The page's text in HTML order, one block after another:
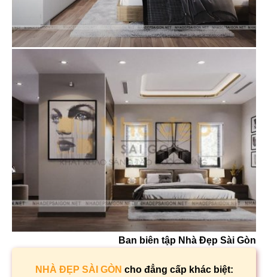
Ban biên tập Nhà Đẹp Sài Gòn
NHÀ ĐẸP SÀI GÒN cho đẳng cấp khác biệt: